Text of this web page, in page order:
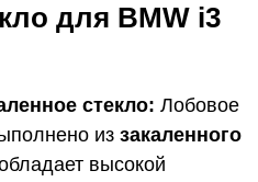
для BMW i3
стекло: Лобовое
из закаленного
высокой